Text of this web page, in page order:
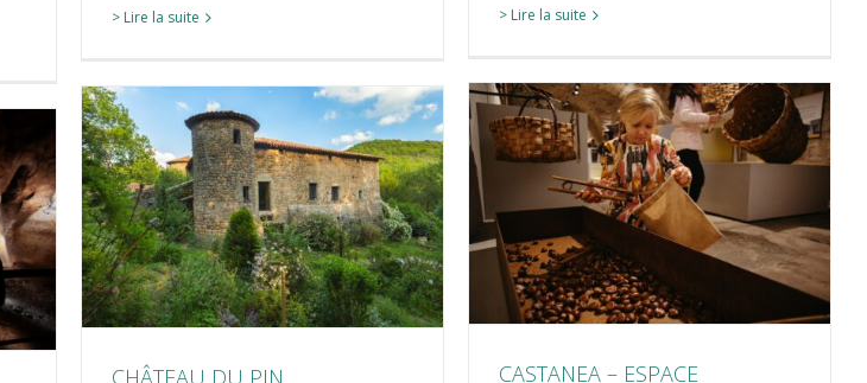
> Lire la suite > Lire la suite
CASTANEA – ESPACE
CHÂTEAU DU PIN